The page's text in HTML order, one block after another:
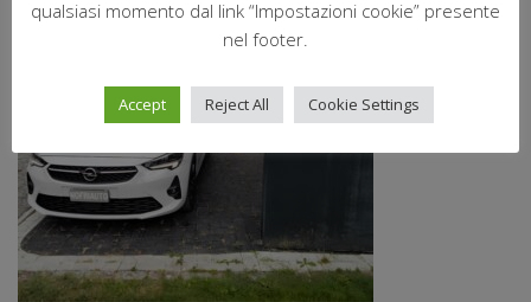
qualsiasi momento dal link “Impostazioni cookie” presente
nel footer.
Accept Reject All Cookie Settings